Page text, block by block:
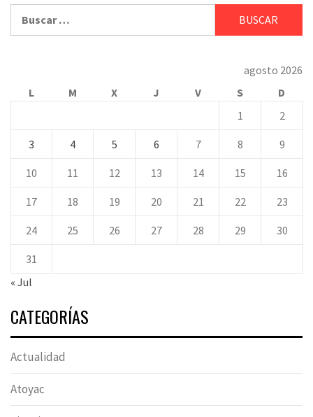
agosto 2026
L
M X J V S
D
1
2
3 4 5 6 7 8 9
10 11 12 13 14 15 16
17 18 19 20 21 22 23
24 25 26 27 28 29 30
31
« Jul
CATEGORÍAS
Actualidad
Atoyac